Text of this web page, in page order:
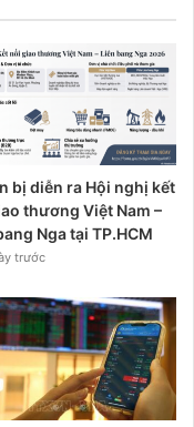
bị diễn ra Hội nghị kết
thương Việt Nam –
Nga tại TP.HCM
trước